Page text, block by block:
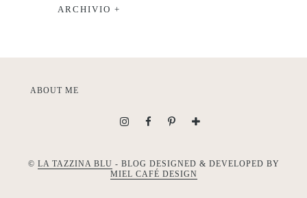
ARCHIVIO +
ABOUT ME
© LA TAZZINA BLU - BLOG DESIGNED & DEVELOPED BY
MIEL CAFÉ DESIGN